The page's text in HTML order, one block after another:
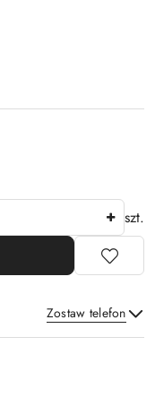
szt.
Zostaw telefon